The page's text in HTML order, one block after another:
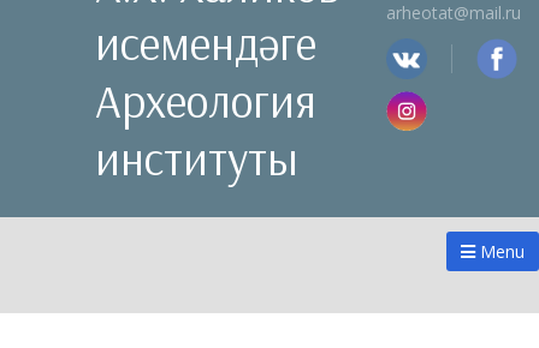
исемендәге
Археология
институты
arheotat@mail.ru
Menu